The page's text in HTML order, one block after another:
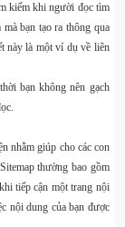
kiếm khi người đọc tìm
bạn tạo ra thông qua
này là một ví dụ về liên
bạn không nên gạch
nhằm giúp cho các con
thường bao gồm
tiếp cận một trang nội
nội dung của bạn được